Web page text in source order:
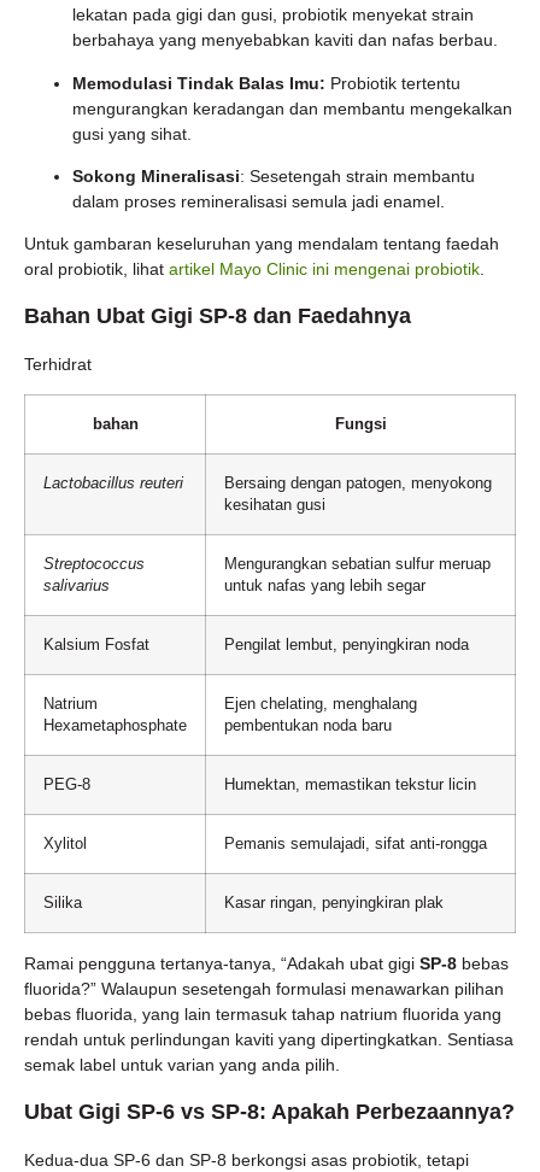
lekatan pada gigi dan gusi, probiotik menyekat strain
berbahaya yang menyebabkan kaviti dan nafas berbau.
Memodulasi Tindak Balas Imu: Probiotik tertentu
mengurangkan keradangan dan membantu mengekalkan
gusi yang sihat.
Sokong Mineralisasi: Sesetengah strain membantu
dalam proses remineralisasi semula jadi enamel.
Untuk gambaran keseluruhan yang mendalam tentang faedah
oral probiotik, lihat artikel Mayo Clinic ini mengenai probiotik.
Bahan Ubat Gigi SP-8 dan Faedahnya
Terhidrat
bahan Fungsi
Lactobacillus reuteri
Bersaing dengan patogen, menyokong
kesihatan gusi
Streptococcus
salivarius
Mengurangkan sebatian sulfur meruap
untuk nafas yang lebih segar
Kalsium Fosfat Pengilat lembut, penyingkiran noda
Natrium
Hexametaphosphate
Ejen chelating, menghalang
pembentukan noda baru
PEG-8 Humektan, memastikan tekstur licin
Xylitol Pemanis semulajadi, sifat anti-rongga
Silika Kasar ringan, penyingkiran plak
Ramai pengguna tertanya-tanya, “Adakah ubat gigi SP-8 bebas
fluorida?” Walaupun sesetengah formulasi menawarkan pilihan
bebas fluorida, yang lain termasuk tahap natrium fluorida yang
rendah untuk perlindungan kaviti yang dipertingkatkan. Sentiasa
semak label untuk varian yang anda pilih.
Ubat Gigi SP-6 vs SP-8: Apakah Perbezaannya?
Kedua-dua SP-6 dan SP-8 berkongsi asas probiotik, tetapi